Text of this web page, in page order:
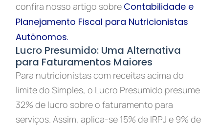
confira nosso artigo sobre Contabilidade e
Planejamento Fiscal para Nutricionistas
Autônomos.
Lucro Presumido: Uma Alternativa
para Faturamentos Maiores
Para nutricionistas com receitas acima do
limite do Simples, o Lucro Presumido presume
32% de lucro sobre o faturamento para
serviços. Assim, aplica-se 15% de IRPJ e 9% de